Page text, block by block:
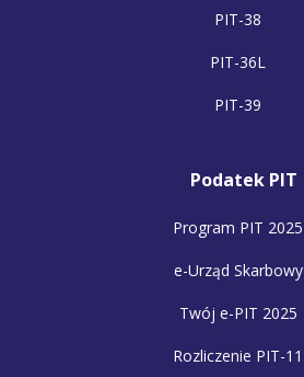
PIT-38
PIT-36L
PIT-39
Podatek PIT
Program PIT 2025
e-Urząd Skarbowy
Twój e-PIT 2025
Rozliczenie PIT-11